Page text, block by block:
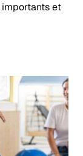
importants et